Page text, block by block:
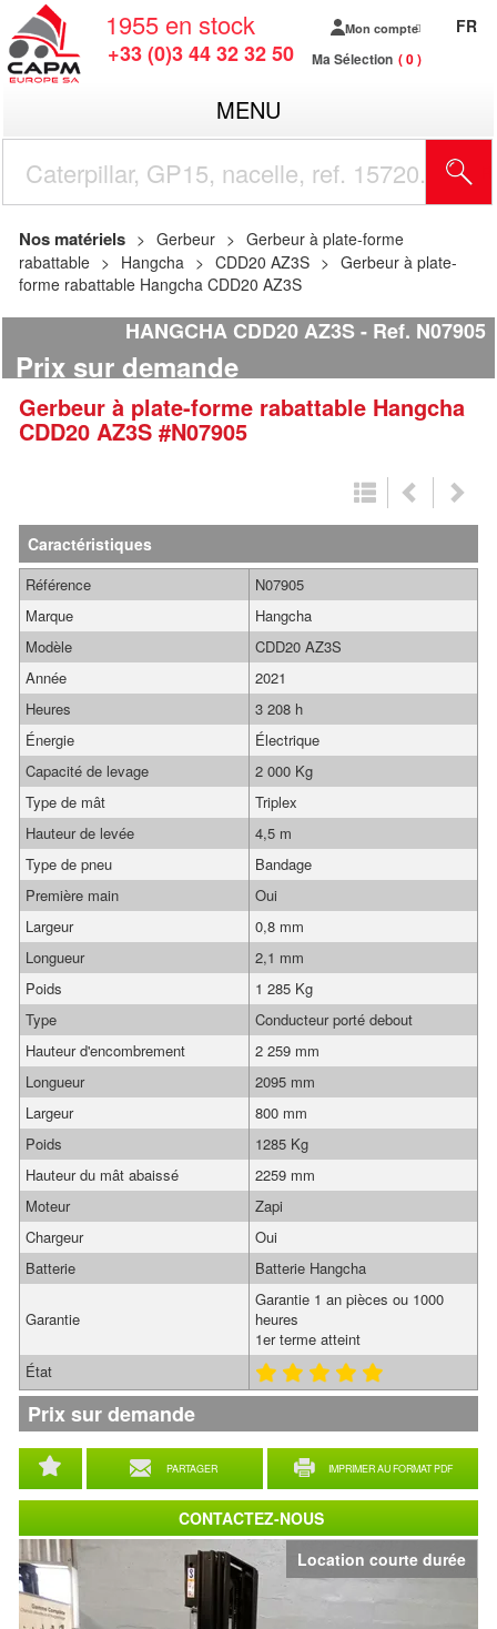
1955 en stock
+33 (0)3 44 32 32 50
Mon compte
Ma Sélection 0
FR
MENU
Nos matériels Gerbeur
Gerbeur à plate-forme
rabattable
Hangcha CDD20 AZ3S
Gerbeur à plate-
forme rabattable Hangcha CDD20 AZ3S
HANGCHA CDD20 AZ3S Ref. N07905
Prix sur demande
Gerbeur à plate-forme rabattable Hangcha
CDD20 AZ3S #N07905
Location courte durée
Caractéristiques
PARTAGER IMPRIMER AU FORMAT PDF
Référence
N07905
Marque
Hangcha
Modèle
CDD20 AZ3S
Année
2021
Heures
3 208 h
Énergie
Électrique
Capacité de levage
2 000 Kg
Type de mât
Triplex
Hauteur de levée
4,5 m
Type de pneu
Bandage
Première main
Oui
Largeur
0,8 mm
Longueur
2,1 mm
Poids
1 285 Kg
Type
Conducteur porté debout
Hauteur d'encombrement
2 259 mm
Longueur
2095 mm
Largeur
800 mm
Poids
1285 Kg
Hauteur du mât abaissé
2259 mm
Moteur
Zapi
Chargeur
Oui
Batterie
Batterie Hangcha
Garantie
Garantie 1 an pièces ou 1000
heures
1er terme atteint
État
Prix sur demande
CONTACTEZ-NOUS